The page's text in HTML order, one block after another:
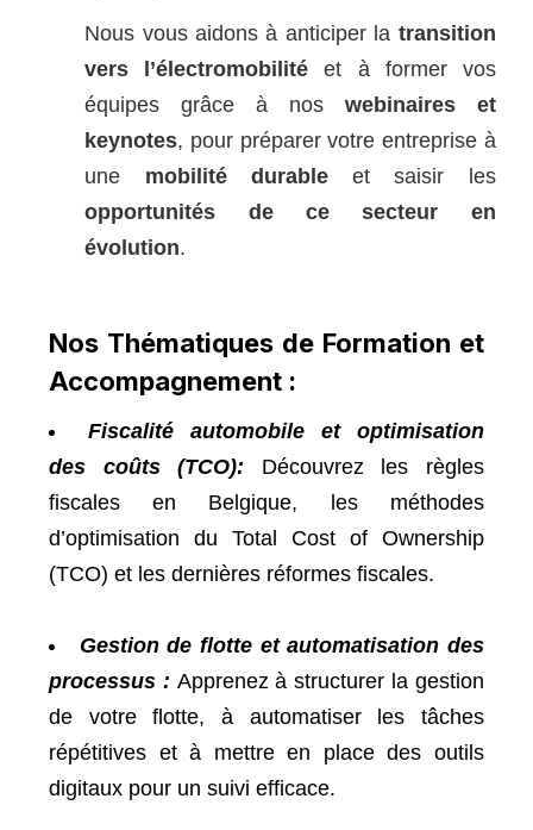
Nous vous aidons à anticiper la transition
vers l’électromobilité et à former vos
équipes grâce à nos webinaires et
keynotes, pour préparer votre entreprise à
une mobilité durableet saisir les
opportunités de ce secteur en
évolution.
Nos Thématiques de Formation et
Accompagnement :
Fiscalité automobile et optimisation
des coûts (TCO): Découvrez les règles
fiscales en Belgique, les méthodes
d’optimisation du Total Cost of Ownership
(TCO) et les dernières réformes fiscales.
Gestion de flotte et automatisation des
processus : Apprenez à structurer la gestion
de votre flotte, à automatiser les tâches
répétitives et à mettre en place des outils
digitaux pour un suivi efficace.